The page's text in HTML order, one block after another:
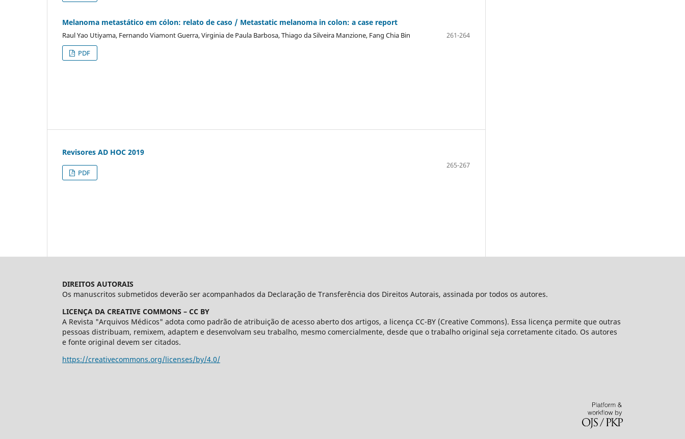
Melanoma metastático em cólon: relato de caso / Metastatic melanoma in colon: a case report
Raul Yao Utiyama, Fernando Viamont Guerra, Virginia de Paula Barbosa, Thiago da Silveira Manzione, Fang Chia Bin
261-264
PDF
Revisores AD HOC 2019
265-267
PDF
DIREITOS AUTORAIS
Os manuscritos submetidos deverão ser acompanhados da Declaração de Transferência dos Direitos Autorais, assinada por todos os autores.
LICENÇA DA CREATIVE COMMONS – CC BY
A Revista "Arquivos Médicos" adota como padrão de atribuição de acesso aberto dos artigos, a licença CC-BY (Creative Commons). Essa licença permite que outras
pessoas distribuam, remixem, adaptem e desenvolvam seu trabalho, mesmo comercialmente, desde que o trabalho original seja corretamente citado. Os autores
e fonte original devem ser citados.
https://creativecommons.org/licenses/by/4.0/